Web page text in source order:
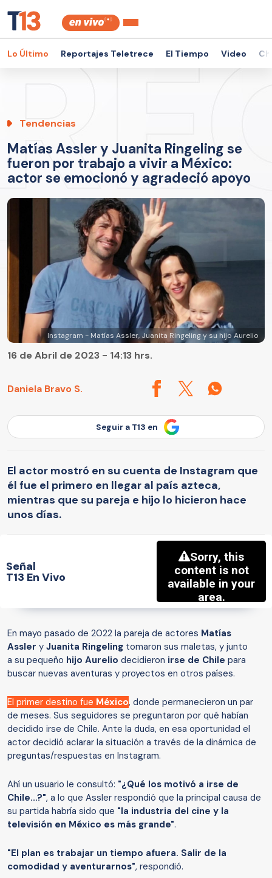
Lo Último Reportajes Teletrece El Tiempo Video
Tendencias
Matías Assler y Juanita Ringeling se
fueron por trabajo a vivir a México:
actor se emocionó y agradeció apoyo
Instagram - Matías Assler, Juanita Ringeling y su hijo Aurelio
Daniela Bravo S.
16 de Abril de 2023 - 14:13 hrs.
Seguir a T13 en
El actor mostró en su cuenta de Instagram que
él fue el primero en llegar al país azteca,
mientras que su pareja e hijo lo hicieron hace
unos días.
Señal
T13 En Vivo
En mayo pasado de 2022 la pareja de actores Matías
Assler y Juanita Ringeling tomaron sus maletas, y junto
a su pequeño hijo Aurelio decidieron irse de Chile para
buscar nuevas aventuras y proyectos en otros países.
El primer destino fue México, donde permanecieron un par
de meses. Sus seguidores se preguntaron por qué habían
decidido irse de Chile. Ante la duda, en esa oportunidad el
actor decidió aclarar la situación a través de la dinámica de
preguntas/respuestas en Instagram.
Ahí un usuario le consultó: "¿Qué los motivó a irse de
Chile...?", a lo que Assler respondió que la principal causa de
su partida habría sido que "la industria del cine y la
televisión en México es más grande".
"El plan es trabajar un tiempo afuera. Salir de la
comodidad y aventurarnos", respondió.